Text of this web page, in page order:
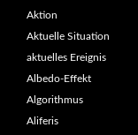
Aktion
Aktuelle Situation
aktuelles Ereignis
Albedo-Effekt
Algorithmus
Aliferis